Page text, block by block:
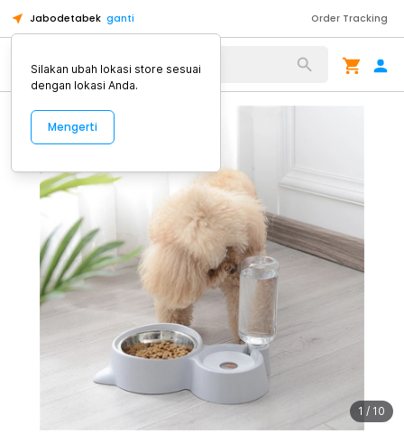
Jabodetabek ganti Order Tracking
Alat Kopi
1 / 10
Silakan ubah lokasi store sesuai
dengan lokasi Anda.
Mengerti